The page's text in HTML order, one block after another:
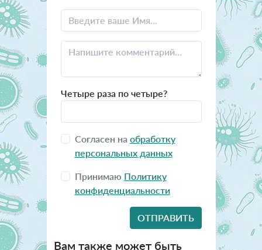
Четыре раза по четыре?
Согласен на обработку
персональных данных
Принимаю Политику
конфиденциальности
Вам также может быть